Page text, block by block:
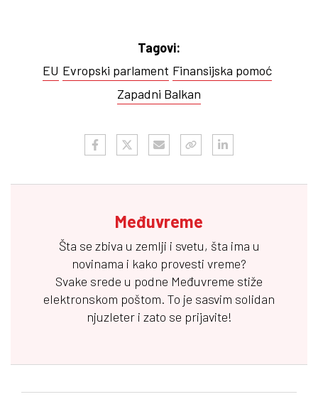
Tagovi:
EU Evropski parlament Finansijska pomoć
Zapadni Balkan
Međuvreme
Šta se zbiva u zemlji i svetu, šta ima u
novinama i kako provesti vreme?
Svake srede u podne Međuvreme stiže
elektronskom poštom. To je sasvim solidan
njuzleter i zato se prijavite!